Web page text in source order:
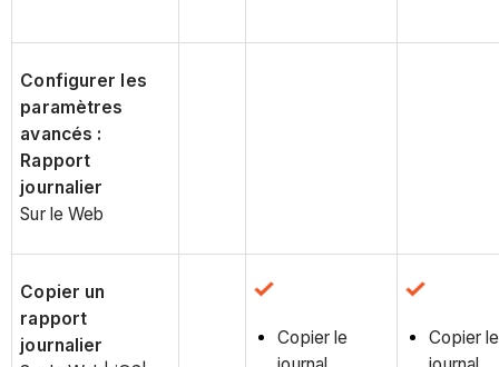
Configurer les
paramètres
avancés :
Rapport
journalier
Sur le Web
Copier un
rapport
journalier
Copier le
Copier le